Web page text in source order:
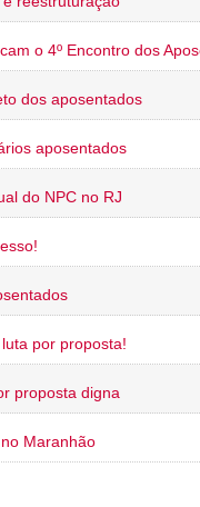
o 4º Encontro dos
dos aposentados
aposentados
do NPC no RJ
por proposta!
proposta digna
Maranhão